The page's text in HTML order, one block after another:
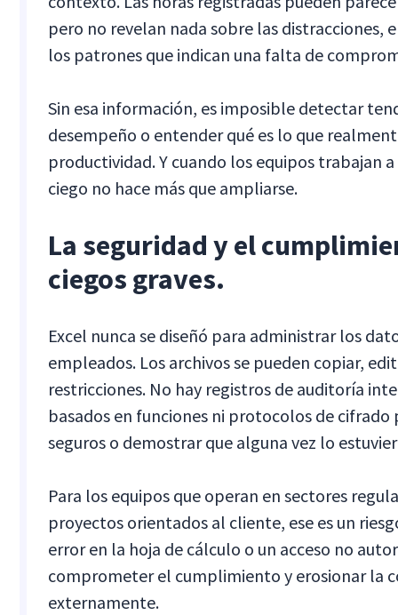
pero no revelan nada sobre las distracciones,
los patrones que indican una falta de
Sin esa información, es imposible detectar
desempeño o entender qué es lo que
productividad. Y cuando los equipos trabajan
ciego no hace más que ampliarse.
La seguridad y el
ciegos graves.
Excel nunca se diseñó para administrar los
empleados. Los archivos se pueden copiar,
restricciones. No hay registros de auditoría
basados en funciones ni protocolos de
seguros o demostrar que alguna vez lo
Para los equipos que operan en sectores
proyectos orientados al cliente, ese es un
error en la hoja de cálculo o un acceso no
comprometer el cumplimiento y erosionar la
externamente.